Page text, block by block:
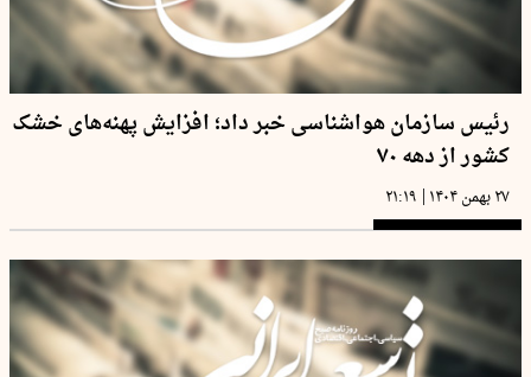
رئیس سازمان هواشناسی خبر داد؛ افزایش پهنه‌های خشک
کشور از دهه ۷۰
۲۷ بهمن ۱۴۰۴ | ۲۱:۱۹